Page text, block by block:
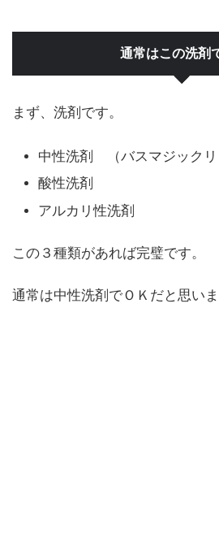
通常はこの洗剤
まず、洗剤です。
中性洗剤 （バスマジックリ
酸性洗剤
アルカリ性洗剤
この３種類があれば完璧です。
通常は中性洗剤でＯＫだと思いま